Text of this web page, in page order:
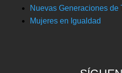
Nuevas Generaciones de
Mujeres en Igualdad